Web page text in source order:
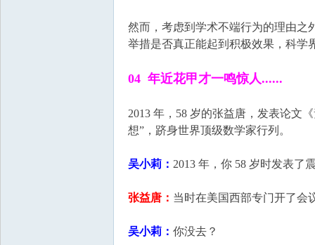
然而，考虑到学术不端行为的理由之
举措是否真正能起到积极效果，科学
04 年近花甲才一鸣惊人......
2013 年，58 岁的张益唐，发表论文
想”，跻身世界顶级数学家行列。
吴小莉： 2013 年，你 58 岁时发表了
张益唐： 当时在美国西部专门开了会
吴小莉： 你没去？